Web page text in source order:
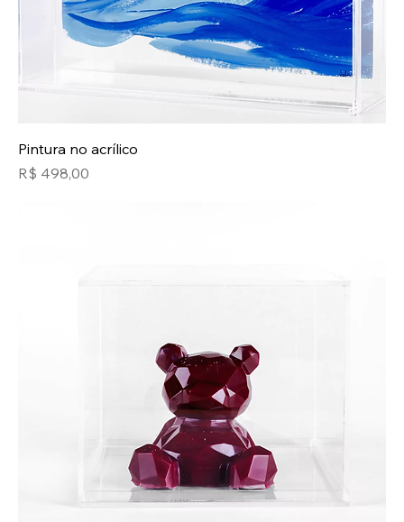
Pintura no acrílico
Preço
R$ 498,00